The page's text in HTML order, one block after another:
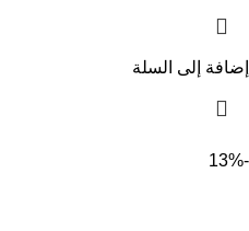
إضافة إلى السلة
-13%